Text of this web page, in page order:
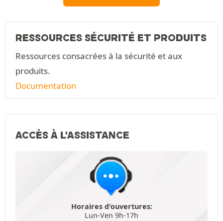
RESSOURCES SÉCURITÉ ET PRODUITS
Ressources consacrées à la sécurité et aux
produits.
Documentation
ACCÈS À L'ASSISTANCE
Horaires d'ouvertures:
Lun-Ven 9h-17h